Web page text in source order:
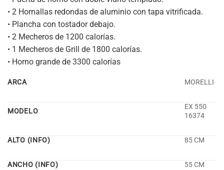
• 2 Hornallas redondas de aluminio con tapa vitrificada.
• Plancha con tostador debajo.
• 2 Mecheros de 1200 calorías.
• 1 Mecheros de Grill de 1800 calorías.
• Horno grande de 3300 calorías
ARCA MORELLI
MODELO
EX 550
16374
ALTO (INFO) 85 CM
ANCHO (INFO) 55 CM